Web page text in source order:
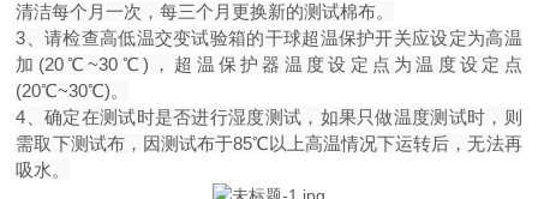
清洁每个月一次，每三个月更换新的测试棉布。
3、请检查高低温交变试验箱的干球超温保护开关应设定为高温
加(20℃~30℃)，超温保护器温度设定点为温度设定点
(20℃~30℃)。
4、确定在测试时是否进行湿度测试，如果只做温度测试时，则
需取下测试布，因测试布于85℃以上高温情况下运转后，无法再
吸水。